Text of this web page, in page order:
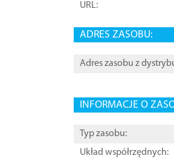
URL:
ADRES ZASOBU:
Adres zasobu z
INFORMACJE O
Typ zasobu:
Układ współrzędnych: